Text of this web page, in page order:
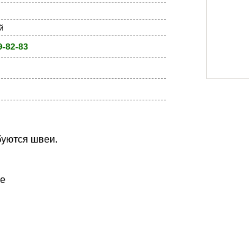
82-83
швеи.